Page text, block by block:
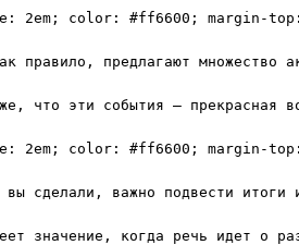
color: #ff6600; margin-top:
правило, предлагают множество
что эти события —
color: #ff6600; margin-top:
вы сделали, важно подвести
значение, когда речь идет о